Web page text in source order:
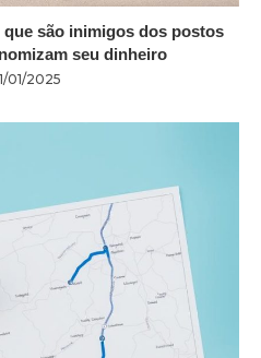
que são inimigos dos postos
seu dinheiro
01/2025